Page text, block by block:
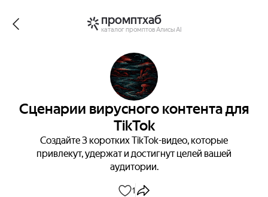
промптхаб
каталог промптов Алисы AI
Сценарии вирусного контента для
TikTok
Создайте 3 коротких TikTok-видео, которые
привлекут, удержат и достигнут целей вашей
аудитории.
1